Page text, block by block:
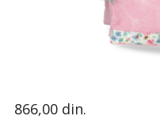
866,00 din.